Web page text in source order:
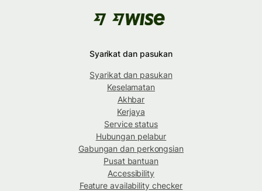
Syarikat dan pasukan
Syarikat dan pasukan
Keselamatan
Akhbar
Kerjaya
Service status
Hubungan pelabur
Gabungan dan perkongsian
Pusat bantuan
Accessibility
Feature availability checker